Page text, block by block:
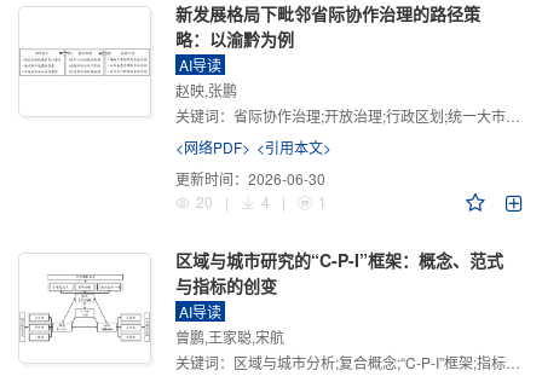
新发展格局下毗邻省际协作治理的路径策
略：以渝黔为例
AI导读
赵映,张鹏
关键词： 省际协作治理;开放治理;行政区划;统一大市场;新发展格局
<网络PDF> <引用本文>
更新时间： 2026-06-30
20
| 4 | 1
区域与城市研究的“C-P-I”框架：概念、范式
与指标的创变
AI导读
曾鹏,王家聪,宋航
关键词： 区域与城市分析;复合概念;“C-P-I”框架;指标体系